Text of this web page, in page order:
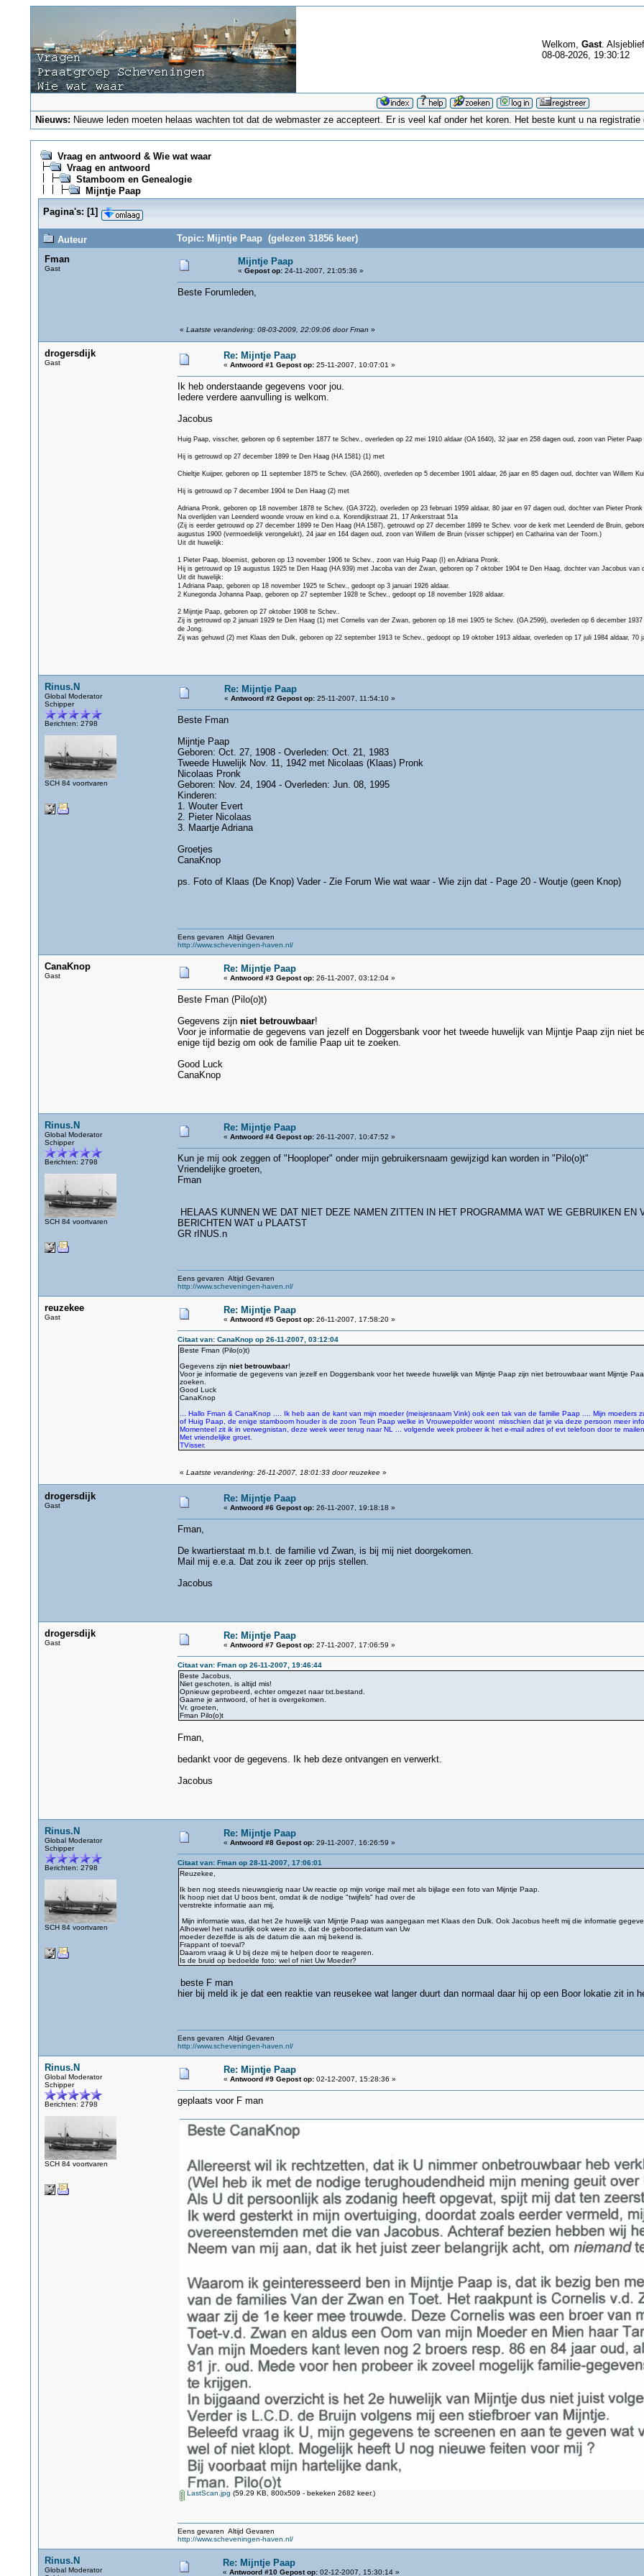
Welkom, Gast.
08-08-2026, 19:30:12
Nieuws: Nieuwe leden moeten helaas wachten tot dat de webmaster ze accepteert. Er is veel kaf onder het koren. Het beste kunt u na
Vraag en antwoord & Wie wat waar
Vraag en antwoord
Stamboom en Genealogie
Mijntje Paap
Pagina's: [1]
Auteur
Topic: Mijntje Paap (gelezen 31856 keer)
Fman
Gast
Mijntje Paap
« Gepost op:24-11-2007, 21:05:36 »
Beste Forumleden,
« Laatste verandering: 08-03-2009, 22:09:06 door Fman »
drogersdijk
Gast
Re: Mijntje Paap
« Antwoord #1 Gepost op:25-11-2007, 10:07:01 »
Ik heb onderstaande gegevens voor jou.
Iedere verdere aanvulling is welkom.
Jacobus
Huig Paap, visscher, geboren op 6 september 1877 te Schev., overleden op 22 mei 1910 aldaar (OA 1640), 32 jaar en 258 dagen oud, zoon van Pieter
Hij is getrouwd op 27 december 1899 te Den Haag (HA 1581) (1) met
Chieltje Kuijper, geboren op 11 september 1875 te Schev. (GA 2660), overleden op 5 december 1901 aldaar, 26 jaar en 85 dagen oud, dochter van Willem
Hij is getrouwd op 7 december 1904 te Den Haag (2) met
Adriana Pronk, geboren op 18 november 1878 te Schev. (GA 3722), overleden op 23 februari 1959 aldaar, 80 jaar en 97 dagen oud, dochter van Pieter
Na overlijden van Leenderd woonde vrouw en kind o.a. Korendijkstraat 21, 17 Ankerstraat 51a
(Zij is eerder getrouwd op 27 december 1899 te Den Haag (HA 1587), getrouwd op 27 december 1899 te Schev. voor de kerk met Leenderd de Bruin,
augustus 1900 (vermoedelijk verongelukt), 24 jaar en 164 dagen oud, zoon van Willem de Bruin (visser schipper) en Catharina van der Toorn.)
Uit dit huwelijk:
1 Pieter Paap, bloemist, geboren op 13 november 1906 te Schev., zoon van Huig Paap (I) en Adriana Pronk.
Hij is getrouwd op 19 augustus 1925 te Den Haag (HA 939) met Jacoba van der Zwan, geboren op 7 oktober 1904 te Den Haag, dochter van Jacobus van
Uit dit huwelijk:
1 Adriana Paap, geboren op 18 november 1925 te Schev., gedoopt op 3 januari 1926 aldaar.
2 Kunegonda Johanna Paap, geboren op 27 september 1928 te Schev., gedoopt op 18 november 1928 aldaar.
2 Mijntje Paap, geboren op 27 oktober 1908 te Schev..
Zij is getrouwd op 2 januari 1929 te Den Haag (1) met Cornelis van der Zwan, geboren op 18 mei 1905 te Schev. (GA 2599), overleden op 6 december
de Jong.
Zij was gehuwd (2) met Klaas den Dulk, geboren op 22 september 1913 te Schev., gedoopt op 19 oktober 1913 aldaar, overleden op 17 juli 1984 aldaar,
Rinus.N
Global Moderator
Schipper
Berichten: 2798
SCH 84 voortvaren
Re: Mijntje Paap
« Antwoord #2 Gepost op:25-11-2007, 11:54:10 »
Beste Fman
Mijntje Paap
Geboren: Oct. 27, 1908 - Overleden: Oct. 21, 1983
Tweede Huwelijk Nov. 11, 1942 met Nicolaas (Klaas) Pronk
Nicolaas Pronk
Geboren: Nov. 24, 1904 - Overleden: Jun. 08, 1995
Kinderen:
1. Wouter Evert
2. Pieter Nicolaas
3. Maartje Adriana
Groetjes
CanaKnop
ps. Foto of Klaas (De Knop) Vader - Zie Forum Wie wat waar - Wie zijn dat - Page 20 - Woutje (geen Knop)
Eens gevaren Altijd Gevaren
http://www.scheveningen-haven.nl/
CanaKnop
Gast
Re: Mijntje Paap
« Antwoord #3 Gepost op:26-11-2007, 03:12:04 »
Beste Fman (Pilo(o)t)
Gegevens zijn niet betrouwbaar!
Voor je informatie de gegevens van jezelf en Doggersbank voor het tweede huwelijk van Mijntje Paap zijn niet
enige tijd bezig om ook de familie Paap uit te zoeken.
Good Luck
CanaKnop
Rinus.N
Global Moderator
Schipper
Berichten: 2798
SCH 84 voortvaren
Re: Mijntje Paap
« Antwoord #4 Gepost op:26-11-2007, 10:47:52 »
Kun je mij ook zeggen of "Hooploper" onder mijn gebruikersnaam gewijzigd kan worden in "Pilo(o)t"
Vriendelijke groeten,
Fman
HELAAS KUNNEN WE DAT NIET DEZE NAMEN ZITTEN IN HET PROGRAMMA WAT WE GEBRUIKEN EN
BERICHTEN WAT u PLAATST
GR rINUS.n
Eens gevaren Altijd Gevaren
http://www.scheveningen-haven.nl/
reuzekee
Gast
Re: Mijntje Paap
« Antwoord #5 Gepost op:26-11-2007, 17:58:20 »
Citaat van: CanaKnop op 26-11-2007, 03:12:04
Beste Fman (Pilo(o)t)
Gegevens zijn niet betrouwbaar!
Voor je informatie de gegevens van jezelf en Doggersbank voor het tweede huwelijk van Mijntje Paap zijn niet betrouwbaar want Mijntje
zoeken.
Good Luck
CanaKnop
... Hallo Fman & CanaKnop .... Ik heb aan de kant van mijn moeder (meisjesnaam Vink) ook een tak van de familie Paap .... Mijn
of Huig Paap, de enige stamboom houder is de zoon Teun Paap welke in Vrouwepolder woont misschien dat je via deze persoon meer
Momenteel zit ik in verwegnistan, deze week weer terug naar NL ... volgende week probeer ik het e-mail adres of evt telefoon door te mailen
Met vriendelijke groet.
TVisser.
« Laatste verandering: 26-11-2007, 18:01:33 door reuzekee»
drogersdijk
Gast
Re: Mijntje Paap
« Antwoord #6 Gepost op:26-11-2007, 19:18:18 »
Fman,
De kwartierstaat m.b.t. de familie vd Zwan, is bij mij niet doorgekomen.
Mail mij e.e.a. Dat zou ik zeer op prijs stellen.
Jacobus
drogersdijk
Gast
Re: Mijntje Paap
« Antwoord #7 Gepost op:27-11-2007, 17:06:59 »
Citaat van: Fman op 26-11-2007, 19:46:44
Beste Jacobus,
Niet geschoten, is altijd mis!
Opnieuw geprobeerd, echter omgezet naar txt.bestand.
Gaarne je antwoord, of het is overgekomen.
Vr. groeten,
Fman Pilo(o)t
Fman,
bedankt voor de gegevens. Ik heb deze ontvangen en verwerkt.
Jacobus
Rinus.N
Global Moderator
Schipper
Berichten: 2798
SCH 84 voortvaren
Re: Mijntje Paap
« Antwoord #8 Gepost op:29-11-2007, 16:26:59 »
Citaat van: Fman op 28-11-2007, 17:06:01
Reuzekee,
Ik ben nog steeds nieuwsgierig naar Uw reactie op mijn vorige mail met als bijlage een foto van Mijntje Paap.
Ik hoop niet dat U boos bent, omdat ik de nodige "twijfels" had over de
verstrekte informatie aan mij.
Mijn informatie was, dat het 2e huwelijk van Mijntje Paap was aangegaan met Klaas den Dulk. Ook Jacobus heeft mij die informatie
Alhoewel het natuurlijk ook weer zo is, dat de geboortedatum van Uw
moeder dezelfde is als de datum die aan mij bekend is.
Frappant of toeval?
Daarom vraag ik U bij deze mij te helpen door te reageren.
Is de bruid op bedoelde foto: wel of niet Uw Moeder?
beste F man
hier bij meld ik je dat een reaktie van reusekee wat langer duurt dan normaal daar hij op een Boor lokatie zit in
Eens gevaren Altijd Gevaren
http://www.scheveningen-haven.nl/
Rinus.N
Global Moderator
Schipper
Berichten: 2798
SCH 84 voortvaren
Re: Mijntje Paap
« Antwoord #9 Gepost op:02-12-2007, 15:28:36 »
geplaats voor F man
LastScan.jpg (59.29 KB, 800x509 - bekeken 2682 keer.)
Eens gevaren Altijd Gevaren
http://www.scheveningen-haven.nl/
Rinus.N
Global Moderator
Re: Mijntje Paap
« Antwoord #10 Gepost op:02-12-2007, 15:30:14 »